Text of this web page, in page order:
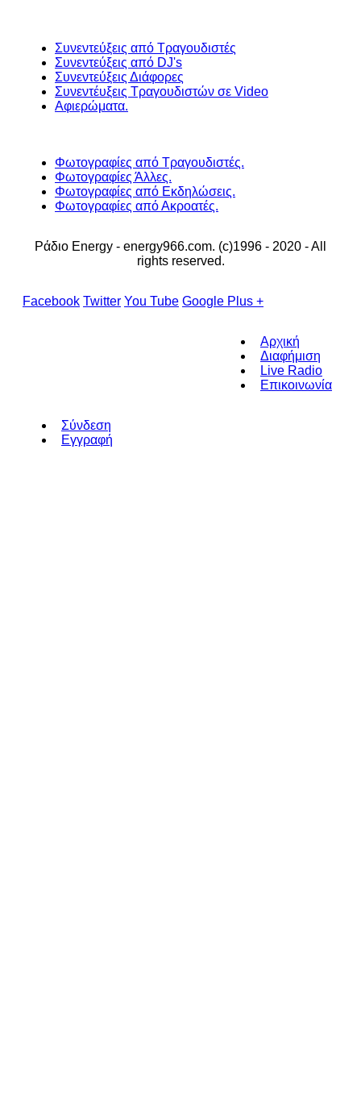
Συνεντεύξεις από Τραγουδιστές
Συνεντεύξεις από DJ's
Συνεντεύξεις Διάφορες
Συνεντέυξεις Τραγουδιστών σε Video
Αφιερώματα.
Φωτογραφίες από Τραγουδιστές.
Φωτογραφίες Άλλες.
Φωτογραφίες από Εκδηλώσεις.
Φωτογραφίες από Ακροατές.
Ράδιο Energy - energy966.com. (c)1996 - 2020 - All
rights reserved.
Facebook Twitter You Tube Google Plus +
Αρχική
Διαφήμιση
Live Radio
Επικοινωνία
Σύνδεση
Εγγραφή